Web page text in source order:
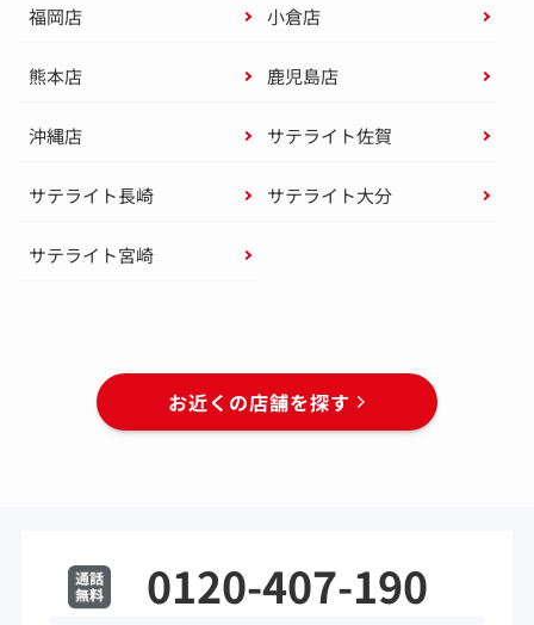
福岡店 小倉店
熊本店 鹿児島店
沖縄店 サテライト佐賀
サテライト長崎 サテライト大分
サテライト宮崎
お近くの店舗を探す
0120-407-190